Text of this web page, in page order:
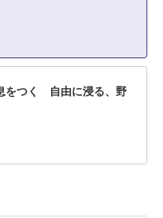
をつく 自由に浸る、野